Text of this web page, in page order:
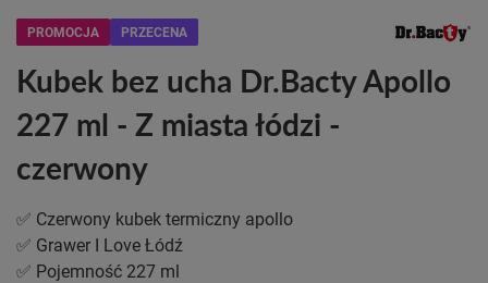
PROMOCJA PRZECENA
Kubek bez ucha Dr.Bacty Apollo
227 ml - Z miasta łódzi -
czerwony
✅ Czerwony kubek termiczny apollo
✅ Grawer I Love Łódź
✅ Pojemność 227 ml